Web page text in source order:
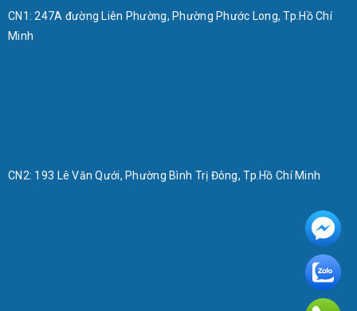
CN1: 247A đường Liên Phường, Phường Phước Long, Tp.Hồ Chí
Minh
CN2: 193 Lê Văn Qưới, Phường Bình Trị Đông, Tp.Hồ Chí Minh